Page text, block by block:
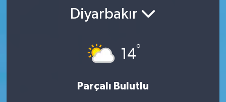
Diyarbakır
14°
Parçalı Bulutlu
Haber Arşivi